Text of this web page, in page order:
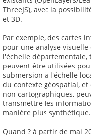
ThreeJS), avec la
et 3D.
Par exemple, des cartes
pour une analyse
l'échelle départementale,
peuvent être utilisées
submersion à l'échelle
du contexte géospatial,
non cartographiques,
transmettre les
manière plus synthétique.
Quand ? à partir de mai